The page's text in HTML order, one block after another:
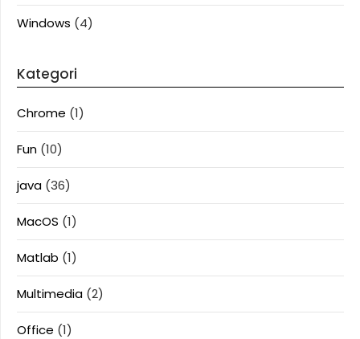
Windows (4)
Kategori
Chrome (1)
Fun (10)
java (36)
MacOS (1)
Matlab (1)
Multimedia (2)
Office (1)